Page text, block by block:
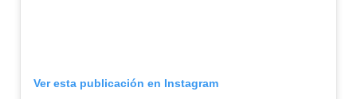
Ver esta publicación en Instagram